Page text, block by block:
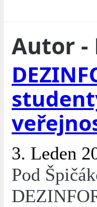
Autor -
3. Leden
Pod